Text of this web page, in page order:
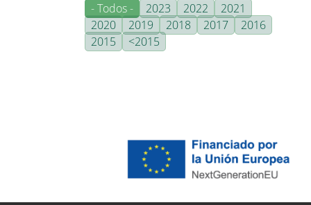
- Todos -
2023 2022
2021
2020
2019 2018 2017
2016
2015
<2015